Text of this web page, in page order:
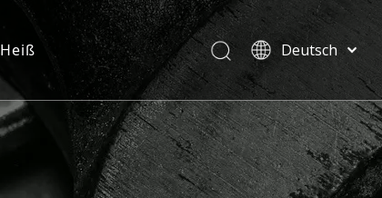
Heiß
Deutsch
English
العربية
Pусский
Español
Português